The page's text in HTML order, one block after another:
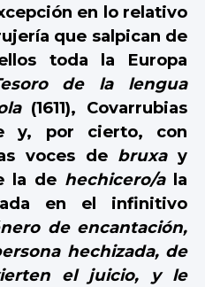
en lo relativo
que salpican de
toda la Europa
de la lengua
(1611), Covarrubias
y, por cierto, con
voces de bruxay
la de hechicero/ala
en el infinitivo
de encantación,
hechizada, de
el juicio, y le